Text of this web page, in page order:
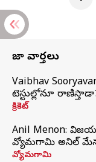
తాజా వార్తలు
Vaibhav
టెస్టుల్లోనూ
క్రికెట్
Anil Menon:
వ్యోమగామి అనిల్‌
వ్యోమగామి